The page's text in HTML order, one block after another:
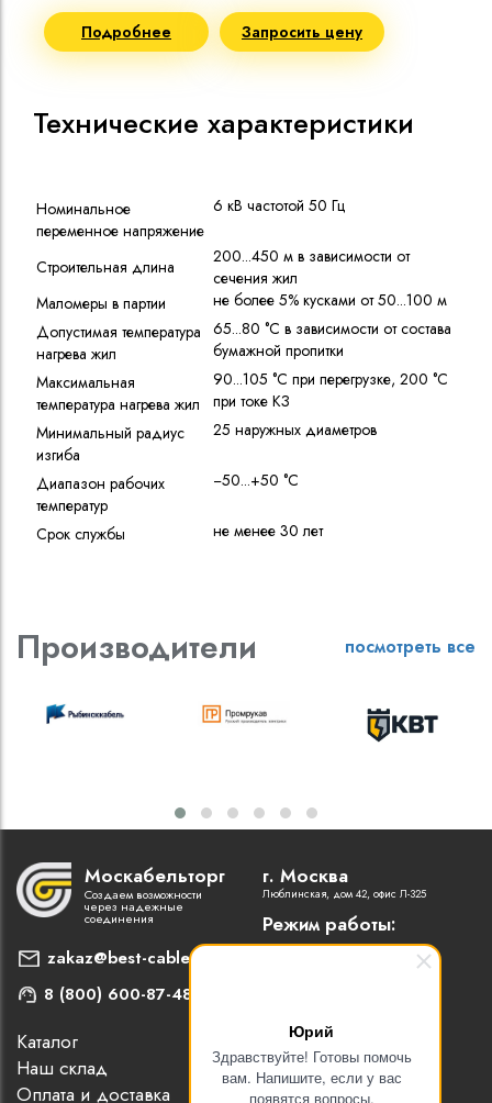
Юрий
Здравствуйте! Готовы помочь
вам. Напишите, если у вас
появятся вопросы.
Подробнее Запросить цену
Технические характеристики
Номинальное
переменное напряжение
6 кВ частотой 50 Гц
Строительная длина
200...450 м в зависимости от
сечения жил
Маломеры в партии
не более 5% кусками от 50...100 м
Допустимая температура
нагрева жил
65...80 °C в зависимости от состава
бумажной пропитки
Максимальная
температура нагрева жил
90...105 °C при перегрузке, 200 °C
при токе КЗ
Минимальный радиус
изгиба
25 наружных диаметров
Диапазон рабочих
температур
−50...+50 °C
Срок службы не менее 30 лет
Производители посмотреть все
Москабельторг
Создаем возможности
через надежные
соединения
zakaz@best-cable.ru
8 (800) 600-87-48
г. Москва
Люблинская, дом 42, офис Л-325
Режим работы:
Пн-Пт: 9:00 - 18:00
Каталог
Наш склад
Оплата и доставка
Наши партнеры
Статьи
Контакты